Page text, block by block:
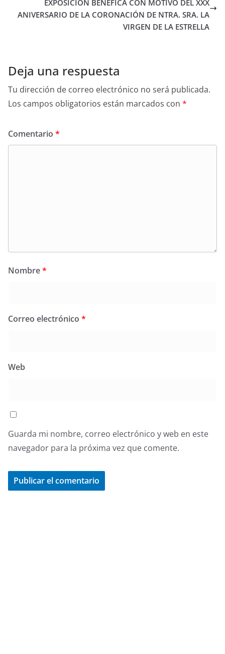
EXPOSICIÓN BENÉFICA CON MOTIVO DEL XXX
ANIVERSARIO DE LA CORONACIÓN DE NTRA. SRA. LA
VIRGEN DE LA ESTRELLA
Deja una respuesta
Tu dirección de correo electrónico no será publicada.
Los campos obligatorios están marcados con *
Comentario *
Nombre*
Correo electrónico *
Web
Guarda mi nombre, correo electrónico y web en este
navegador para la próxima vez que comente.